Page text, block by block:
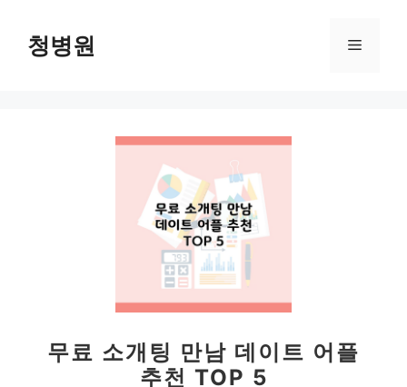
청병원 메
무료 소개팅 만남 데이트 어플
추천 TOP 5